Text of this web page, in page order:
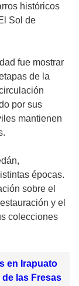
históricos
Sol de
fue mostrar
de la
por sus
mantienen
épocas.
sobre el
y el
colecciones
en Irapuato
las Fresas